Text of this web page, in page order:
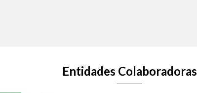
Entidades Colaboradoras